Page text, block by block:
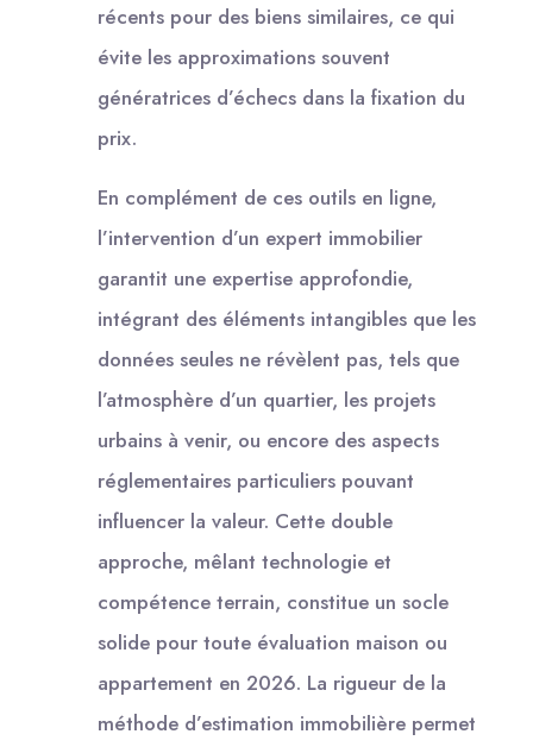
récents pour des biens similaires, ce qui
évite les approximations souvent
génératrices d’échecs dans la fixation du
prix.
En complément de ces outils en ligne,
l’intervention d’un expert immobilier
garantit une expertise approfondie,
intégrant des éléments intangibles que les
données seules ne révèlent pas, tels que
l’atmosphère d’un quartier, les projets
urbains à venir, ou encore des aspects
réglementaires particuliers pouvant
influencer la valeur. Cette double
approche, mêlant technologie et
compétence terrain, constitue un socle
solide pour toute évaluation maison ou
appartement en 2026. La rigueur de la
méthode d’estimation immobilière permet